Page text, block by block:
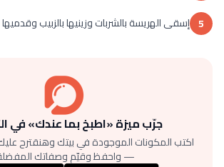
5 إسقى الهريسة بالشربات وزينيها بالزبيب وقدميها
جرّب ميزة «اطبخ بما عندك» في
اكتب المكونات الموجودة في بيتك وهنقترح
— واحفظ وقيّم وصفاتك